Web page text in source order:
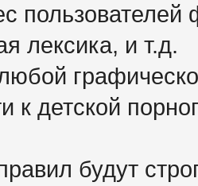
лексика, и т.д.
к детской
будут